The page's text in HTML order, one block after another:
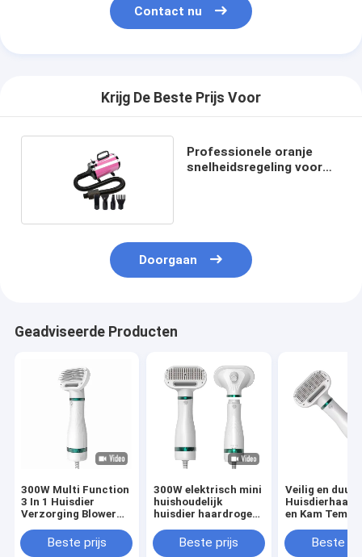
Contact nu
Krijg De Beste Prijs Voor
Professionele oranje
snelheidsregeling voor
Doorgaan
Geadviseerde Producten
300W Multi Function
3 In 1 Huisdier
Verzorging Blower
Wind Cat Dog
Huisdier Haardroger
Beste prijs
300W elektrisch mini
huishoudelijk
huisdier haardroger
Honden Verzorging
Blower Huisdier
Beste prijs
Veilig en
en Kam
afneembare
Beste